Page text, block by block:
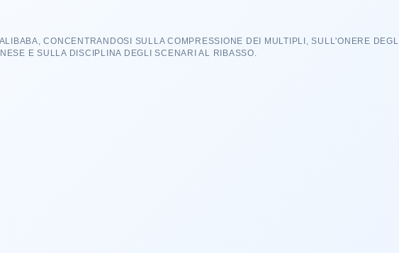
CONCENTRANDOSI SULLA COMPRESSIONE DEI MULTIPLI, SULL'ONERE DEGLI
E SULLA DISCIPLINA DEGLI SCENARI AL RIBASSO.